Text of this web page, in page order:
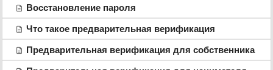
Восстановление пароля
Что такое предварительная верификация
Предварительная верификация для собственника